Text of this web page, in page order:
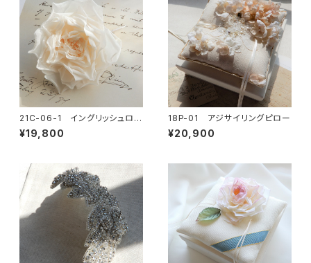
21C-06-1 イングリッシュロー
ズコサージュ
¥19,800
18P-01 アジサイリングピロー
¥20,900